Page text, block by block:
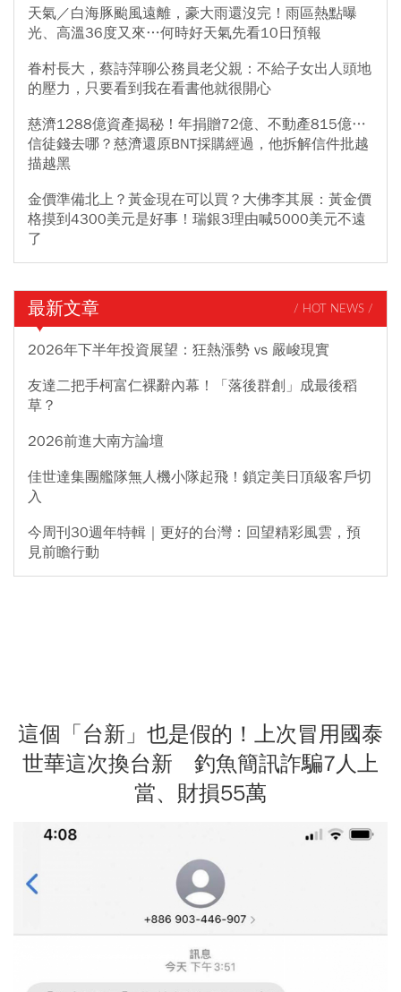
天氣／白海豚颱風遠離，豪大雨還沒完！雨區熱點曝
光、高溫36度又來…何時好天氣先看10日預報
眷村長大，蔡詩萍聊公務員老父親：不給子女出人頭地
的壓力，只要看到我在看書他就很開心
慈濟1288億資產揭秘！年捐贈72億、不動產815億…
信徒錢去哪？慈濟還原BNT採購經過，他拆解信件批越
描越黑
金價準備北上？黃金現在可以買？大佛李其展：黃金價
格摸到4300美元是好事！瑞銀3理由喊5000美元不遠
了
最新文章 / HOT NEWS /
2026年下半年投資展望：狂熱漲勢 vs 嚴峻現實
友達二把手柯富仁裸辭內幕！「落後群創」成最後稻
草？
2026前進大南方論壇
佳世達集團艦隊無人機小隊起飛！鎖定美日頂級客戶切
入
今周刊30週年特輯｜更好的台灣：回望精彩風雲，預
見前瞻行動
這個「台新」也是假的！上次冒用國泰
世華這次換台新 釣魚簡訊詐騙7人上
當、財損55萬